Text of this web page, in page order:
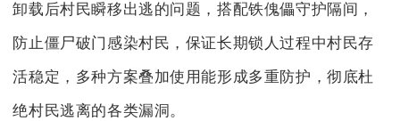
卸载后村民瞬移出逃的问题，搭配铁傀儡守护隔间，
防止僵尸破门感染村民，保证长期锁人过程中村民存
活稳定，多种方案叠加使用能形成多重防护，彻底杜
绝村民逃离的各类漏洞。